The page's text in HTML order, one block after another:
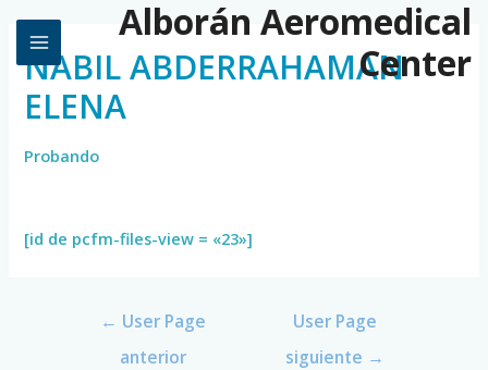
Alborán Aeromedical
Center
NABIL ABDERRAHAMAN
ELENA
Probando
[id de pcfm-files-view = «23»]
← User Page
anterior
User Page
siguiente →